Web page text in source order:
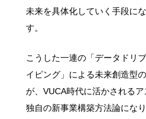
未来を具体化していく手段に
す。
こうした一連の「データドリ
イピング」による未来創造型
が、VUCA時代に活かされる
独自の新事業構築方法論になり